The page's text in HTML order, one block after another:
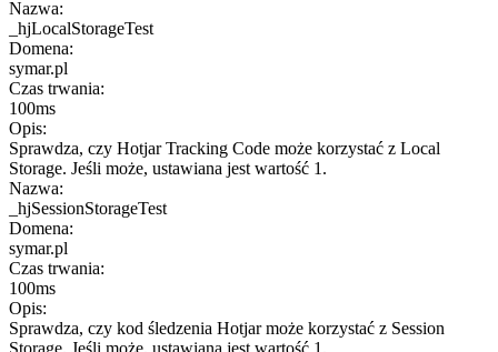
Nazwa:
_hjLocalStorageTest
Domena:
symar.pl
Czas trwania:
100ms
Opis:
Sprawdza, czy Hotjar Tracking Code może korzystać z Local
Storage. Jeśli może, ustawiana jest wartość 1.
Nazwa:
_hjSessionStorageTest
Domena:
symar.pl
Czas trwania:
100ms
Opis:
Sprawdza, czy kod śledzenia Hotjar może korzystać z Session
Storage. Jeśli może, ustawiana jest wartość 1.